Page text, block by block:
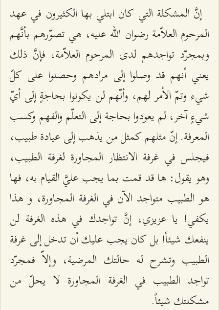
إنَّ المشكلة التي كان ابتلي بها الكثيرون في عهد
المرحوم العلاّمة رضوان الله عليه، هي تصوّرهم بأنَّهم
وبمجرّد تواجدهم لدى المرحوم العلاّمة، فإنَّ ذلك
يعني أنهم قد وصلوا إلى مرادهم وحصلوا على كلّ
شيء وتمّ الأمر لهم، وأنّهم لن يكونوا بحاجةٍ إلى أيّ
شيءٍ آخر، لم يعودوا بحاجة إلى التعلّم والفهم وكسب
المعرفة. إنّ مثلهم كمثل من يذهب إلى عيادة طبيب،
فيجلس في غرفة الانتظار المجاورة لغرفة الطبيب،
وهو يقول: ها قد قمت بما يجب عليَّ القيام به، فها
هو الطبيب متواجد الآن في الغرفة المجاورة، و هذا
يكفي! يا عزيزي، إنَّ تواجدك في هذه الغرفة لن
ينفعك شيئاً! بل كان يجب عليك أن تدخل إلى غرفة
الطبيب وتشرح له حالتك المرضية، وإلاّ فمجرّد
تواجد الطبيب في الغرفة المجاورة لا يحلّ من
مشكلتك شيئاً.